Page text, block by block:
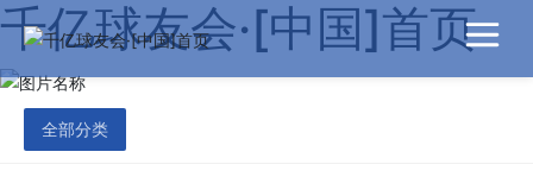
千亿球友会·[中国]首页
全部分类